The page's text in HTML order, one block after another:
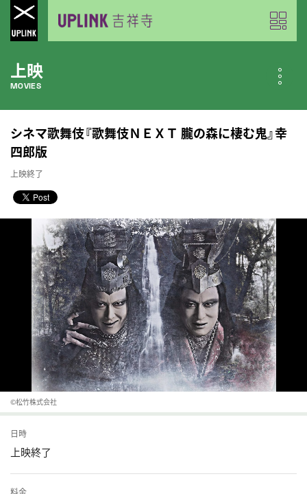
上映
MOVIES
公開中の作品
NOW PLAYING
近日公開の作品
COMING SOON
今月のスケジュール
MONTHLY SCHEDULE
シネマ歌舞伎『歌舞伎ＮＥＸＴ 朧の森に棲む鬼』幸
四郎版
上映終了
©松竹株式会社
日時
上映終了